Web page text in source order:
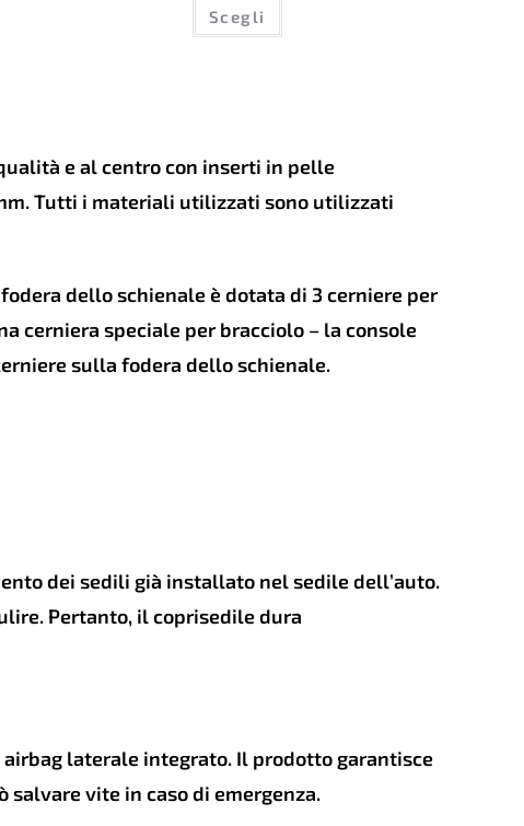
Scegli
ha
pagina
prodotto
e al centro con inserti in pelle
Tutti i materiali utilizzati sono utilizzati
dello schienale è dotata di 3 cerniere per
cerniera speciale per bracciolo – la console
sulla fodera dello schienale.
dei sedili già installato nel sedile dell’auto.
Pertanto, il coprisedile dura
laterale integrato. Il prodotto garantisce
salvare vite in caso di emergenza.